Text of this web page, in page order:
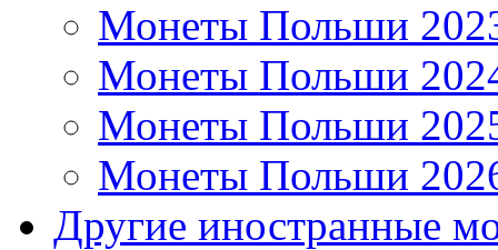
Монеты Польши
Монеты Польши
Монеты Польши
Монеты Польши
Другие иностранные